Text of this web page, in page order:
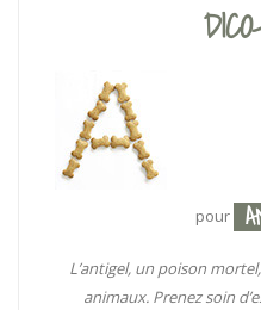
pour
L’antigel, un poison
animaux. Prenez soin